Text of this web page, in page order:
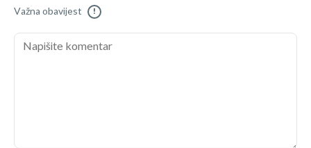
Važna obavijest !